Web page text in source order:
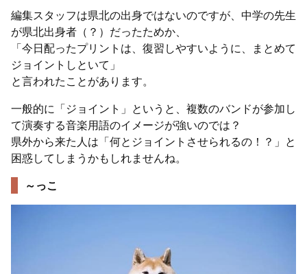
編集スタッフは県北の出身ではないのですが、中学の先生
が県北出身者（？）だったためか、
「今日配ったプリントは、復習しやすいように、まとめて
ジョイントしといて」
と言われたことがあります。
一般的に「ジョイント」というと、複数のバンドが参加し
て演奏する音楽用語のイメージが強いのでは？
県外から来た人は「何とジョイントさせられるの！？」と
困惑してしまうかもしれませんね。
～っこ